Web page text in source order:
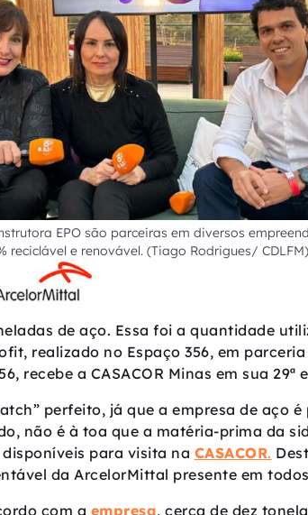
EPO são parceiras em diversos
reciclável e renovável. (Tiago Rodrigues/ CDLFM)
de aço. Essa foi a quantidade
realizado no Espaço 356, em
recebe a CASACOR Minas em sua 29ª
perfeito, já que a empresa de aço
não é à toa que a matéria-prima da
para visita na CASACOR.
da ArcelorMittal presente em
com a empresa, cerca de dez